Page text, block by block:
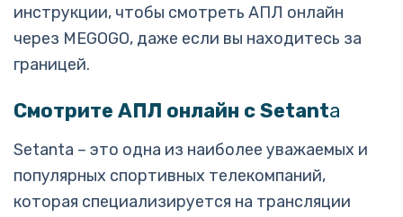
инструкции, чтобы смотреть АПЛ онлайн
через MEGOGO, даже если вы находитесь за
границей.
Смотрите АПЛ онлайн с Setanta
Setanta – это одна из наиболее уважаемых и
популярных спортивных телекомпаний,
которая специализируется на трансляции